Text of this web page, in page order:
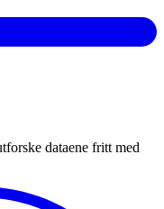
dataene fritt med